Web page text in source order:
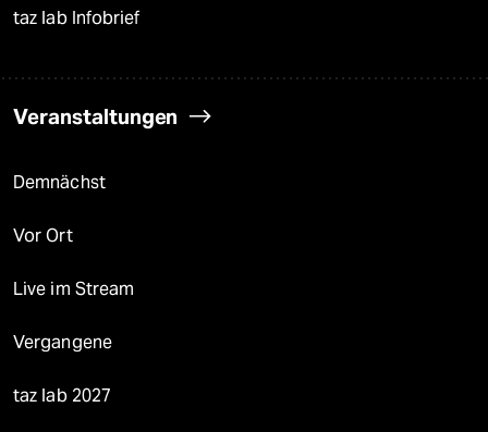
taz lab Infobrief
Veranstaltungen
Demnächst
Vor Ort
Live im Stream
Vergangene
taz lab 2027